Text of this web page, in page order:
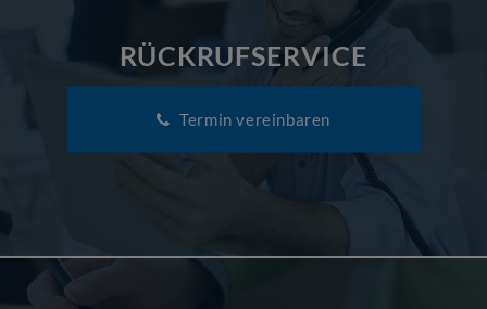
RÜCKRUFSERVICE
Termin vereinbaren